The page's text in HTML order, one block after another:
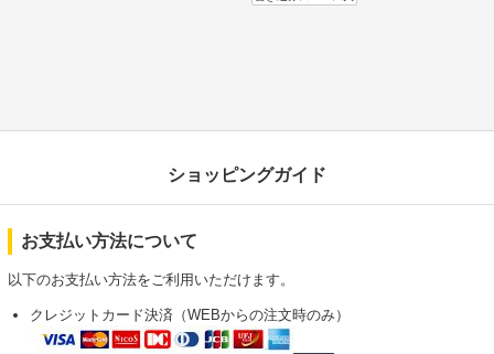
ショッピングガイド
お支払い方法について
以下のお支払い方法をご利用いただけます。
クレジットカード決済（WEBからの注文時のみ）